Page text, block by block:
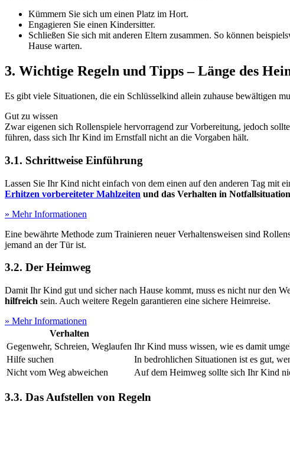
Kümmern Sie sich um einen Platz im Hort.
Engagieren Sie einen Kindersitter.
Schließen Sie sich mit anderen Eltern zusammen. So können
Hause warten.
3. Wichtige Regeln und Tipps – Länge des
Es gibt viele Situationen, die ein Schlüsselkind allein zuhause bewältigen
Gut zu wissen
Zwar eigenen sich Rollenspiele hervorragend zur Vorbereitung, jedoch
führen, dass sich Ihr Kind im Ernstfall nicht an die Vorgaben hält.
3.1. Schrittweise Einführung
Lassen Sie Ihr Kind nicht einfach von dem einen auf den anderen Tag mit
Erhitzen vorbereiteter Mahlzeiten und das Verhalten in
» Mehr Informationen
Eine bewährte Methode zum Trainieren neuer Verhaltensweisen sind
jemand an der Tür ist.
3.2. Der Heimweg
Damit Ihr Kind gut und sicher nach Hause kommt, muss es nicht nur den
hilfreich sein. Auch weitere Regeln garantieren eine sichere Heimreise.
» Mehr Informationen
Verhalten
Gegenwehr, Schreien, Weglaufen Ihr Kind muss wissen, wie es damit
Hilfe suchen
In bedrohlichen Situationen ist es gut,
Nicht vom Weg abweichen
Auf dem Heimweg sollte sich Ihr Kind
3.3. Das Aufstellen von Regeln